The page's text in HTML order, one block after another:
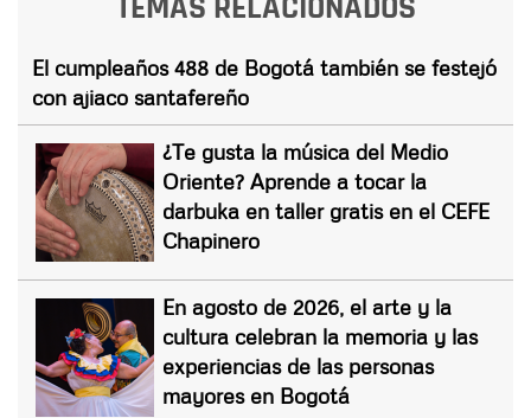
El cumpleaños 488 de Bogotá también se festejó
con ajiaco santafereño
¿Te gusta la música del Medio
Oriente? Aprende a tocar la
darbuka en taller gratis en el CEFE
Chapinero
En agosto de 2026, el arte y la
cultura celebran la memoria y las
experiencias de las personas
mayores en Bogotá